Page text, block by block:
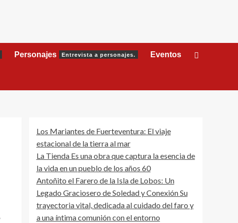
Personajes Entrevista a personajes. Eventos
Los Mariantes de Fuerteventura: El viaje
estacional de la tierra al mar
La Tienda Es una obra que captura la esencia de
la vida en un pueblo de los años 60
Antoñito el Farero de la Isla de Lobos: Un
Legado Graciosero de Soledad y Conexión Su
trayectoria vital, dedicada al cuidado del faro y
a una íntima comunión con el entorno